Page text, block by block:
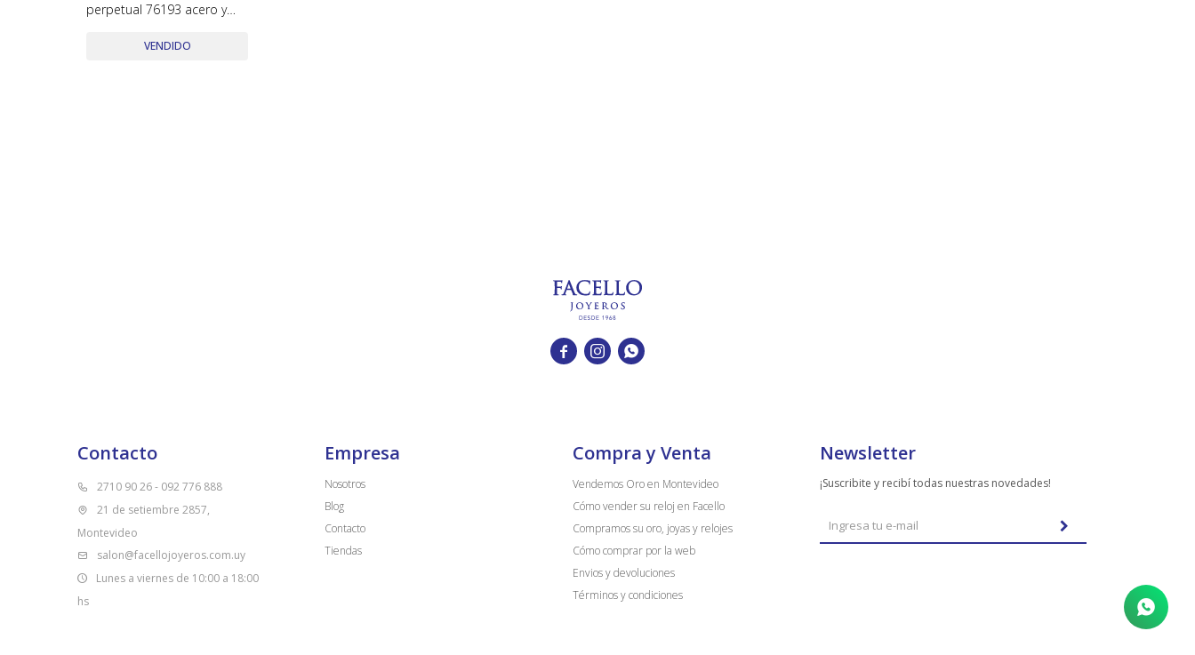
perpetual 76193 acero y
VENDIDO
  
Contacto
2710 90 26 - 092 776 888
21 de setiembre 2857,
Montevideo
salon@facellojoyeros.com.uy
Lunes a viernes de 10:00 a 18:00
hs
Empresa
Nosotros
Blog
Contacto
Tiendas
Compra y Venta
Vendemos Oro en Montevideo
Cómo vender su reloj en Facello
Compramos su oro, joyas y relojes
Cómo comprar por la web
Envios y devoluciones
Términos y condiciones
Newsletter
¡Suscribite y recibí todas nuestras novedades!